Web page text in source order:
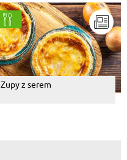
Zupy z serem